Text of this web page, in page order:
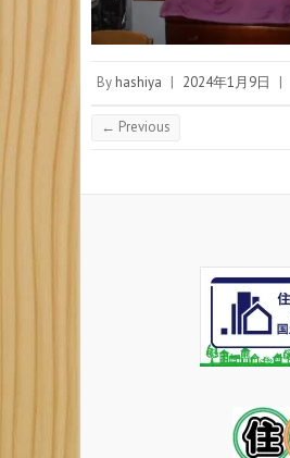
By hashiya | 2024年1月9日 |
← Previous